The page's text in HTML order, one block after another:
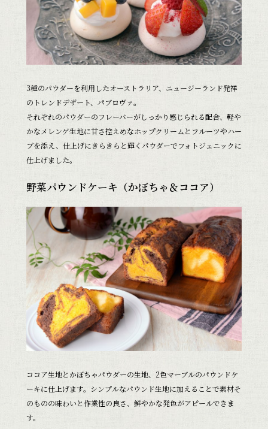
3種のパウダーを利用したオーストラリア、ニュージーランド発祥
のトレンドデザート、パブロヴァ。
それぞれのパウダーのフレーバーがしっかり感じられる配合、軽や
かなメレンゲ生地に甘さ控えめなホップクリームとフルーツやハー
ブを添え、仕上げにきらきらと輝くパウダーでフォトジェニックに
仕上げました。
野菜パウンドケーキ （かぼちゃ＆ココア）
ココア生地とかぼちゃパウダーの生地、2色マーブルのパウンドケ
ーキに仕上げます。シンプルなパウンド生地に加えることで素材そ
のものの味わいと作業性の良さ、鮮やかな発色がアピールできま
す。